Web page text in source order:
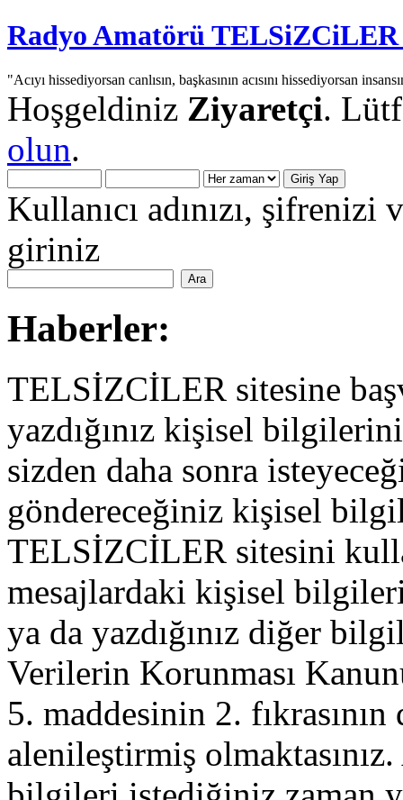
Radyo Amatörü
"Acıyı hissediyorsan canlısın, başkasının acısını hissediyorsan
Hoşgeldiniz Ziyaretçi.
olun.
Kullanıcı adınızı,
giriniz
Haberler:
TELSİZCİLER sitesine
yazdığınız kişisel
sizden daha sonra
göndereceğiniz kişisel
TELSİZCİLER sitesini
mesajlardaki kişisel
ya da yazdığınız diğer
Verilerin Korunması
5. maddesinin 2.
alenileştirmiş